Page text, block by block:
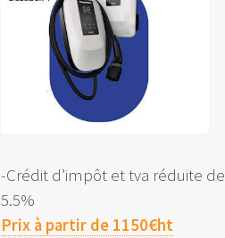
-Crédit d’impôt et tva réduite de
5.5%
Prix à partir de 1150€ht